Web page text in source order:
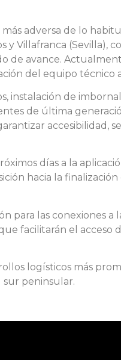
adversa de lo
y Villafranca (Sevilla),
avance.
del equipo técnico
instalación de
de última
accesibilidad,
días a la
hacia la
para las conexiones a
facilitarán el acceso
logísticos más
sur peninsular.